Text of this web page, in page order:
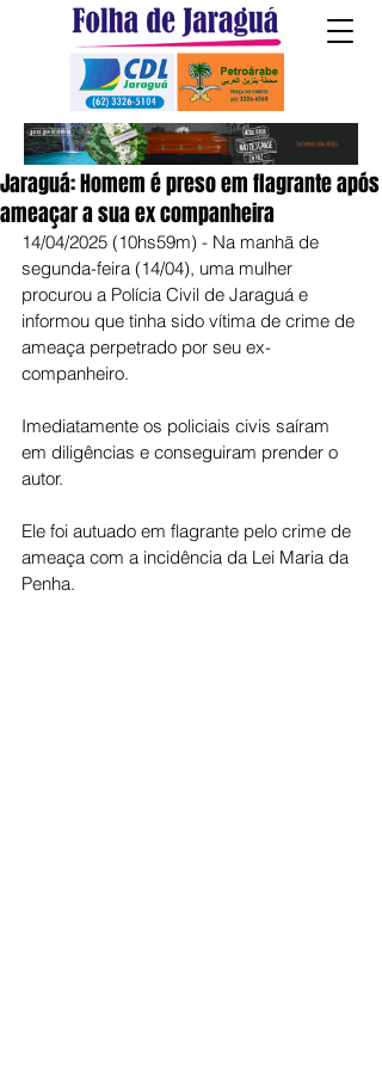
Jaraguá: Homem é preso em flagrante após
ameaçar a sua ex companheira
14/04/2025 (10hs59m) - Na manhã de
segunda-feira (14/04), uma mulher
procurou a Polícia Civil de Jaraguá e
informou que tinha sido vítima de crime de
ameaça perpetrado por seu ex-
companheiro.
Imediatamente os policiais civis saíram
em diligências e conseguiram prender o
autor.
Ele foi autuado em flagrante pelo crime de
ameaça com a incidência da Lei Maria da
Penha.